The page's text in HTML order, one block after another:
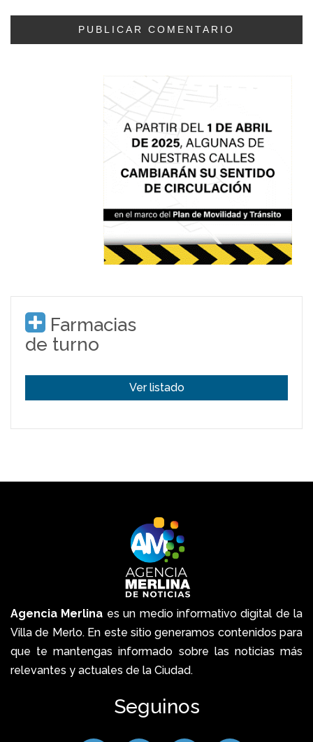
Farmacias
de turno
Ver listado
Agencia Merlina es un medio informativo digital de la
Villa de Merlo. En este sitio generamos contenidos para
que te mantengas informado sobre las noticias más
relevantes y actuales de la Ciudad.
Seguinos